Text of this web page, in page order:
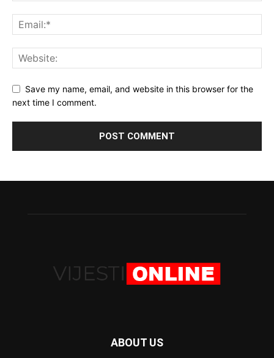
Save my name, email, and website in this browser for the
next time I comment.
ABOUT US